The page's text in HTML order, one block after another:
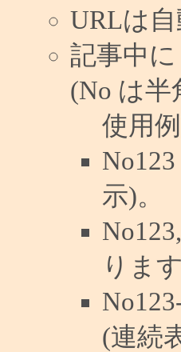
URLは
記事中
(No は
使用
示)。
りま
(連続